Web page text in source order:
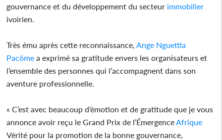
gouvernance et du développement du secteur immobilier
ivoirien.
Très ému après cette reconnaissance, Ange Nguettia
Pacôme a exprimé sa gratitude envers les organisateurs et
l’ensemble des personnes qui l’accompagnent dans son
aventure professionnelle.
« C’est avec beaucoup d’émotion et de gratitude que je vous
annonce avoir reçu le Grand Prix de l’Émergence Afrique
Vérité pour la promotion de la bonne gouvernance,